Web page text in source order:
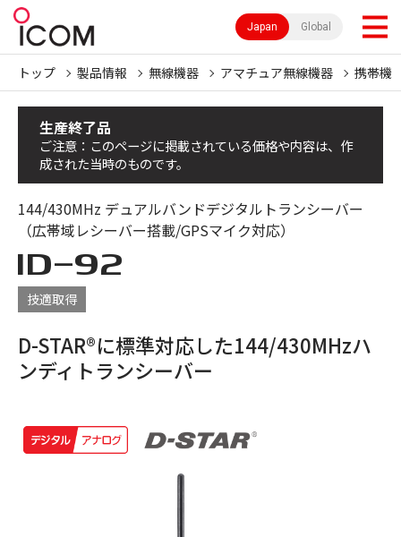
Japan Global
トップ 製品情報 無線機器 アマチュア無線機器 携帯機
生産終了品
ご注意：このページに掲載されている価格や内容は、作
成された当時のものです。
144/430MHz デュアルバンドデジタルトランシーバー
（広帯域レシーバー搭載/GPSマイク対応）
ID-92
技適取得
D-STAR®に標準対応した144/430MHzハ
ンディトランシーバー